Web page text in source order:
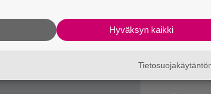
5
-
Hyväksyn kaikki